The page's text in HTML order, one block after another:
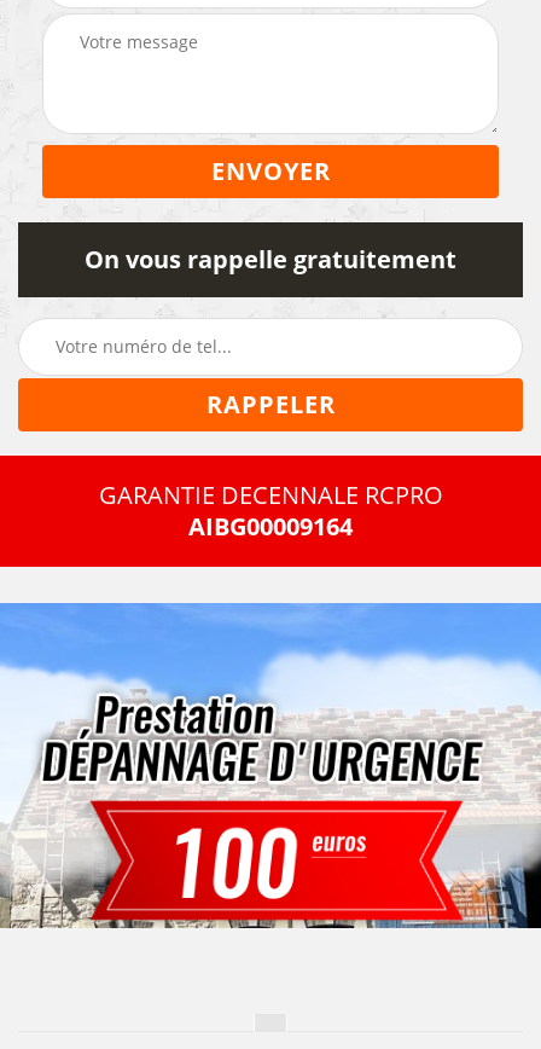
On vous rappelle gratuitement
GARANTIE DECENNALE RCPRO
AIBG00009164